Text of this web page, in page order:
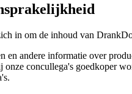
in om de inhoud van
en andere informatie over
onze concullega's goedkoper